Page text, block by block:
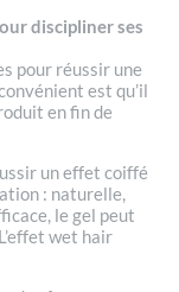
discipliner ses
pour réussir une
est qu’il
en fin de
un effet coiffé
: naturelle,
le gel peut
wet hair